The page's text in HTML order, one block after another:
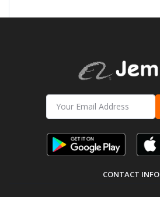
CONTACT INFO